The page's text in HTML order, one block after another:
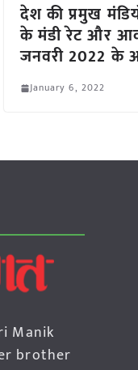
देश की प्रमुख
के मंडी रेट और
जनवरी 2022 के
January 6, 2022
Manik
brother